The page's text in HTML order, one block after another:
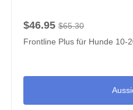
$46.95 $65.30
Frontline Plus für Hunde 10-